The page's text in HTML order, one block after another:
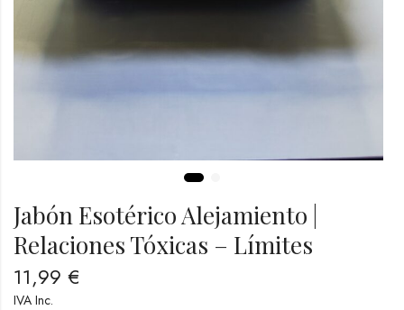
Jabón Esotérico Alejamiento |
Relaciones Tóxicas – Límites
11,99 €
IVA Inc.